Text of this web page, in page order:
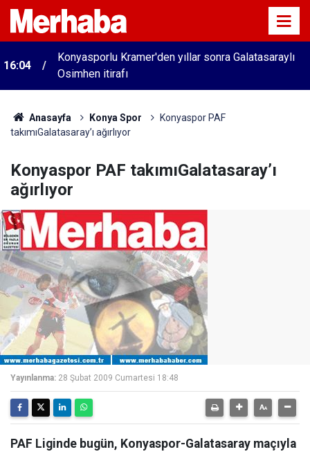
16:04
Konyasporlu Kramer'den yıllar sonra Galatasaraylı
Osimhen itirafı
Anasayfa Konya Spor
Konyaspor PAF
takımıGalatasaray’ı ağırlıyor
Konyaspor PAF takımıGalatasaray’ı
ağırlıyor
Yayınlanma: 28 Şubat 2009 Cumartesi 18:48
PAF Liginde bugün, Konyaspor-Galatasaray maçıyla